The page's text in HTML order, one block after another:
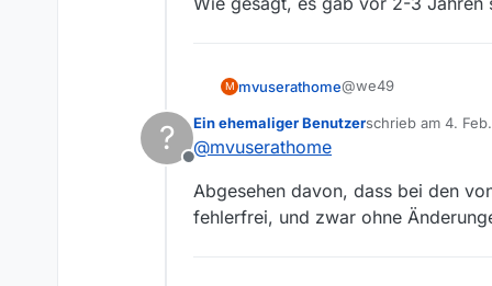
M mvuserathome@we49
Das Program
URL Film:
URL
?
Offline
Ein ehemaliger Benutzerschrieb am 4.
zuletzt editiert von
@mvuserathome
Abgesehen davon, dass bei den
fehlerfrei, und zwar ohne